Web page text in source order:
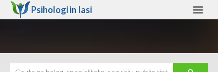
Psihologi in Iasi